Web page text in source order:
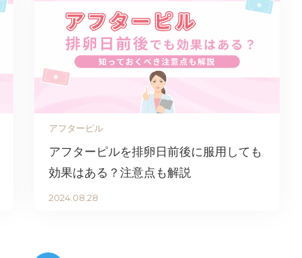
アフターピル
アフターピルを排卵日前後に服用しても
効果はある？注意点も解説
2024.08.28